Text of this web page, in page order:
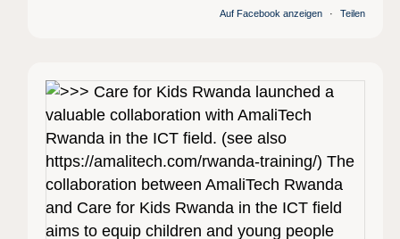
Auf Facebook anzeigen · Teilen